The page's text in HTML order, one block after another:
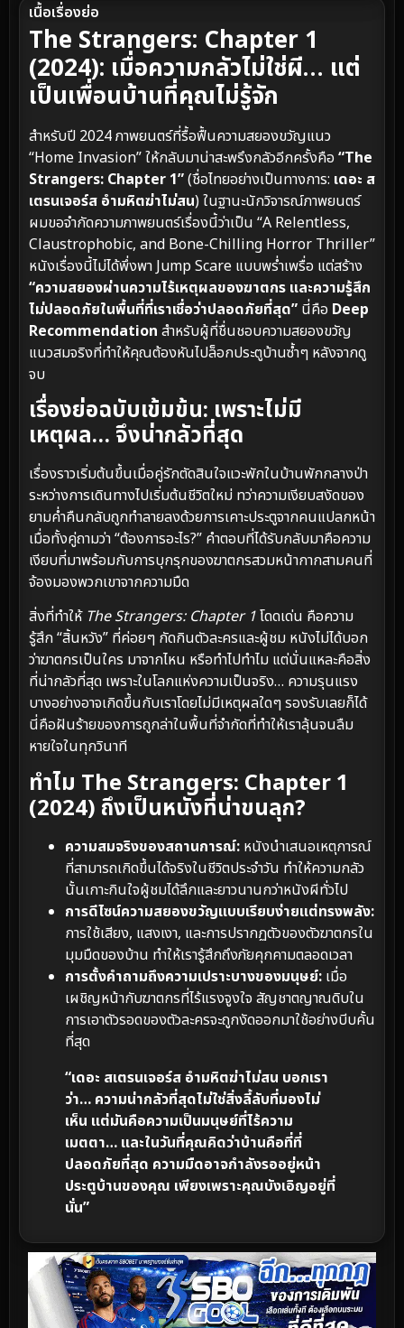
เนื้อเรื่องย่อ
The Strangers: Chapter 1
(2024): เมื่อความกลัวไม่ใช่ผี… แต่
เป็นเพื่อนบ้านที่คุณไม่รู้จัก
สำหรับปี 2024 ภาพยนตร์ที่รื้อฟื้นความสยองขวัญแนว
“Home Invasion” ให้กลับมาน่าสะพรึงกลัวอีกครั้งคือ “The
Strangers: Chapter 1”(ชื่อไทยอย่างเป็นทางการ: เดอะ ส
เตรนเจอร์ส อำมหิตฆ่าไม่สน) ในฐานะนักวิจารณ์ภาพยนตร์
ผมขอจำกัดความภาพยนตร์เรื่องนี้ว่าเป็น “A Relentless,
Claustrophobic, and Bone-Chilling Horror Thriller”
หนังเรื่องนี้ไม่ได้พึ่งพา Jump Scare แบบพร่ำเพรื่อ แต่สร้าง
“ความสยองผ่านความไร้เหตุผลของฆาตกร และความรู้สึก
ไม่ปลอดภัยในพื้นที่ที่เราเชื่อว่าปลอดภัยที่สุด” นี่คือ Deep
Recommendation สำหรับผู้ที่ชื่นชอบความสยองขวัญ
แนวสมจริงที่ทำให้คุณต้องหันไปล็อกประตูบ้านซ้ำๆ หลังจากดู
จบ
เรื่องย่อฉบับเข้มข้น: เพราะไม่มี
เหตุผล… จึงน่ากลัวที่สุด
เรื่องราวเริ่มต้นขึ้นเมื่อคู่รักตัดสินใจแวะพักในบ้านพักกลางป่า
ระหว่างการเดินทางไปเริ่มต้นชีวิตใหม่ ทว่าความเงียบสงัดของ
ยามค่ำคืนกลับถูกทำลายลงด้วยการเคาะประตูจากคนแปลกหน้า
เมื่อทั้งคู่ถามว่า “ต้องการอะไร?” คำตอบที่ได้รับกลับมาคือความ
เงียบที่มาพร้อมกับการบุกรุกของฆาตกรสวมหน้ากากสามคนที่
จ้องมองพวกเขาจากความมืด
สิ่งที่ทำให้ The Strangers: Chapter 1โดดเด่น คือความ
รู้สึก “สิ้นหวัง” ที่ค่อยๆ กัดกินตัวละครและผู้ชม หนังไม่ได้บอก
ว่าฆาตกรเป็นใคร มาจากไหน หรือทำไปทำไม แต่นั่นแหละคือสิ่ง
ที่น่ากลัวที่สุด เพราะในโลกแห่งความเป็นจริง… ความรุนแรง
บางอย่างอาจเกิดขึ้นกับเราโดยไม่มีเหตุผลใดๆ รองรับเลยก็ได้
นี่คือฝันร้ายของการถูกล่าในพื้นที่จำกัดที่ทำให้เราลุ้นจนลืม
หายใจในทุกวินาที
ทำไม The Strangers: Chapter 1
(2024) ถึงเป็นหนังที่น่าขนลุก?
ความสมจริงของสถานการณ์: หนังนำเสนอเหตุการณ์
ที่สามารถเกิดขึ้นได้จริงในชีวิตประจำวัน ทำให้ความกลัว
นั้นเกาะกินใจผู้ชมได้ลึกและยาวนานกว่าหนังผีทั่วไป
การดีไซน์ความสยองขวัญแบบเรียบง่ายแต่ทรงพลัง:
การใช้เสียง, แสงเงา, และการปรากฏตัวของตัวฆาตกรใน
มุมมืดของบ้าน ทำให้เรารู้สึกถึงภัยคุกคามตลอดเวลา
การตั้งคำถามถึงความเปราะบางของมนุษย์: เมื่อ
เผชิญหน้ากับฆาตกรที่ไร้แรงจูงใจ สัญชาตญาณดิบใน
การเอาตัวรอดของตัวละครจะถูกงัดออกมาใช้อย่างบีบคั้น
ที่สุด
“เดอะ สเตรนเจอร์ส อำมหิตฆ่าไม่สน บอกเรา
ว่า… ความน่ากลัวที่สุดไม่ใช่สิ่งลี้ลับที่มองไม่
เห็น แต่มันคือความเป็นมนุษย์ที่ไร้ความ
เมตตา… และในวันที่คุณคิดว่าบ้านคือที่ที่
ปลอดภัยที่สุด ความมืดอาจกำลังรออยู่หน้า
ประตูบ้านของคุณ เพียงเพราะคุณบังเอิญอยู่ที่
นั่น”